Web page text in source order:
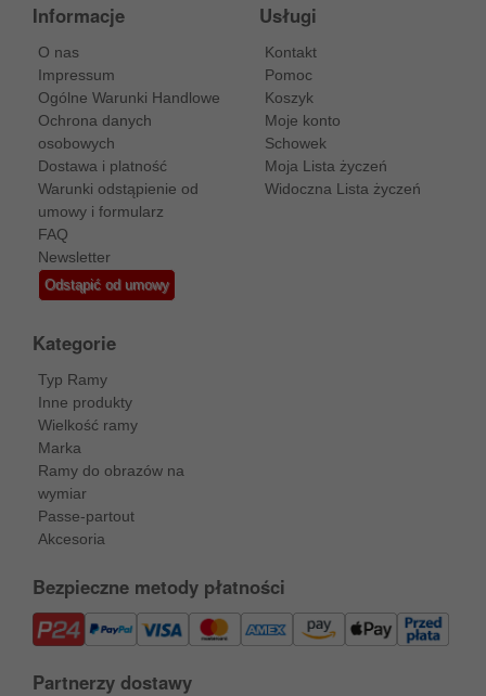
Informacje
O nas
Impressum
Ogólne Warunki Handlowe
Ochrona danych
osobowych
Dostawa i platność
Warunki odstąpienie od
umowy i formularz
FAQ
Newsletter
Odstąpić od umowy
Usługi
Kontakt
Pomoc
Koszyk
Moje konto
Schowek
Moja Lista życzeń
Widoczna Lista życzeń
Kategorie
Typ Ramy
Inne produkty
Wielkość ramy
Marka
Ramy do obrazów na
wymiar
Passe-partout
Akcesoria
Bezpieczne metody płatności
Partnerzy dostawy